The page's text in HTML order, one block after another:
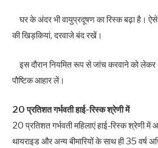
घर के अंदर भी वायुप्रदूषण का रिस्क बढ़ा है।
की खिड़कियां, दरवाजे बंद रखें।
इस दौरान नियमित रूप से जांच करवाने को
पौष्टिक आहार लें।
20 प्रतिशत गर्भवती हाई-रिस्क श्रेणी में
20 प्रतिशत गर्भवती महिलाएं हाई-रिस्क श्रेणी में
थायराइड और अन्य बीमारियों के साथ ही 35